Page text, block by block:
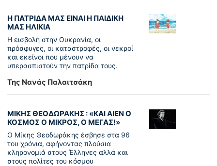
Η ΠΑΤΡΙΔΑ ΜΑΣ ΕΙΝΑΙ Η ΠΑΙΔΙΚΗ
ΜΑΣ ΗΛΙΚΙΑ
Η εισβολή στην Ουκρανία, οι
πρόσφυγες, οι καταστροφές, οι νεκροί
και εκείνοι που μένουν να
υπερασπιστούν την πατρίδα τους.
Της Νανάς Παλαιτσάκη
ΜΙΚΗΣ ΘΕΟΔΩΡΑΚΗΣ : «KAI ΑΙΕΝ Ο
ΚΟΣΜΟΣ Ο ΜΙΚΡΟΣ, Ο ΜΕΓΑΣ!»
Ο Μίκης Θεοδωράκης έσβησε στα 96
του χρόνια, αφήνοντας πλούσια
κληρονομιά στους Έλληνες αλλά και
στους πολίτες του κόσμου